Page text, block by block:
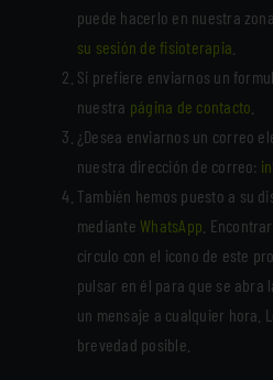
puede hacerlo en nuestra
su sesión de fisioterapia
Si prefiere enviarnos un
nuestra página de contacto
¿Desea enviarnos un correo
nuestra dirección de correo:
También hemos puesto a su
mediante WhatsApp .
círculo con el icono de este
pulsar en él para que se abra
un mensaje a cualquier hora.
brevedad posible.